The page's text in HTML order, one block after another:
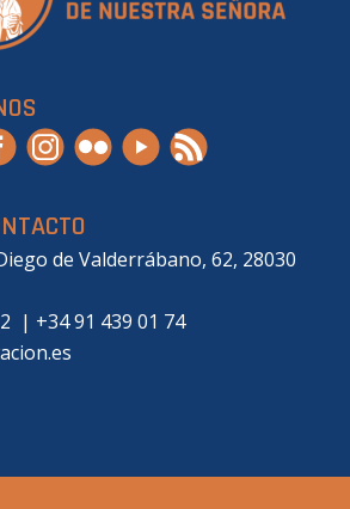
de Valderrábano, 62, 28030
| +34 91 439 01 74